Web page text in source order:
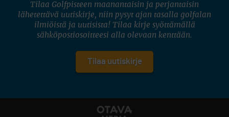
Tilaa Golfpisteen maanantaisin ja perjantaisin
lähetettävä uutiskirje, niin pysyt ajan tasalla golfalan
ilmiöistä ja uutisista! Tilaa kirje syöttämällä
sähköpostiosoitteesi alla olevaan kenttään.
Tilaa uutiskirje